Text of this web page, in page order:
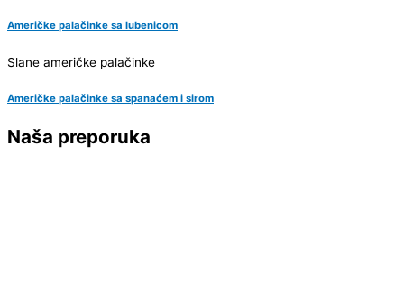
Američke palačinke sa lubenicom
Slane američke palačinke
Američke palačinke sa spanaćem i sirom
Naša preporuka